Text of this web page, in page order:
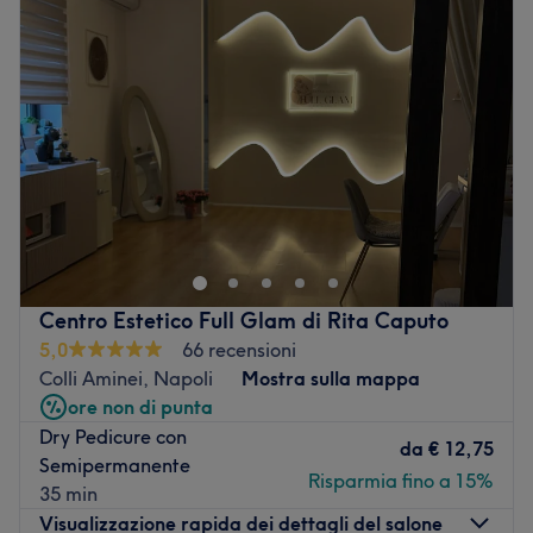
Mercoledì
09:30 – 19:30
Giovedì
09:30– 19:30
Venerdì
09:30 –
19:30
Sabato
–
16:00
Domenica
Chiuso
Il centro di estetica avanzata The New Life di Teresa
Zazzaro opera nel settore dell'estetica e del benessere
dal 1987, nasce dalla passione della titolare per
l’estetica, la bellezza e la cura della persona. L’amore
per questo mestiere ha fatto sì che il suo sia un centro
molto ricercato dalle donne di tutta Napoli e non solo. Lo
studio di estetica avanzata offre protocolli studiati su
misura per le esigenze, lo stile di vita la fisicità di ogni
cliente. Lo staff selezionato e qualificato è in continuo
aggiornamento su innumerevoli dispositivi, tra cui LPG,
radiofrequenza bipolare e frazionata, body detox,
vacuum, filler senza aghi, ossigenoterapia,
Centro Estetico Full Glam di Rita Caputo
5,0
66 recensioni
Colli Aminei, Napoli
Mostra sulla mappa
ore non di punta
Dry Pedicure con
Semipermanente
35 min
da € 12,75
Risparmia fino a 15%
Visualizzazione rapida dei dettagli del salone